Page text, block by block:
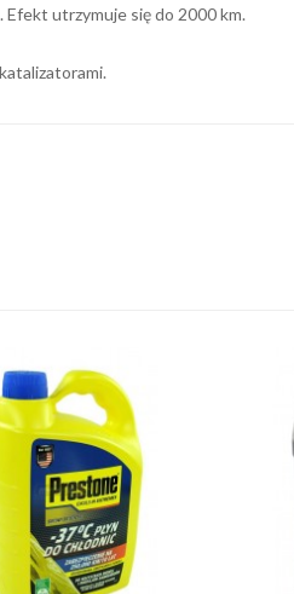
utrzymuje się do 2000 km.